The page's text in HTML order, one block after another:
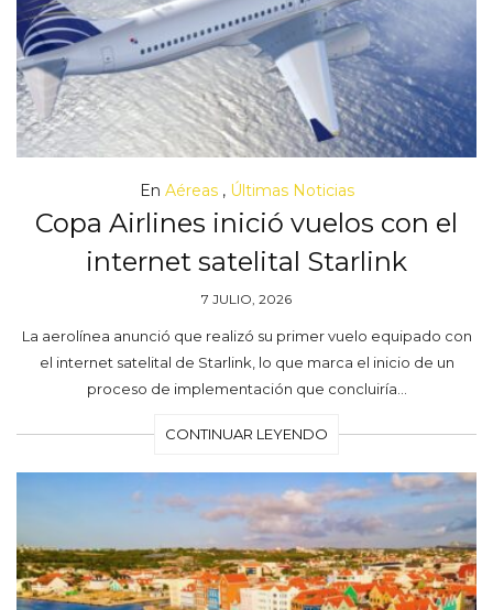
En Aéreas, Últimas Noticias
Copa Airlines inició vuelos con el
internet satelital Starlink
7 JULIO, 2026
La aerolínea anunció que realizó su primer vuelo equipado con
el internet satelital de Starlink, lo que marca el inicio de un
proceso de implementación que concluiría…
CONTINUAR LEYENDO